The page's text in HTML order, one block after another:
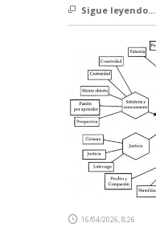
Sigue leyendo...
16/04/2026, 8:26